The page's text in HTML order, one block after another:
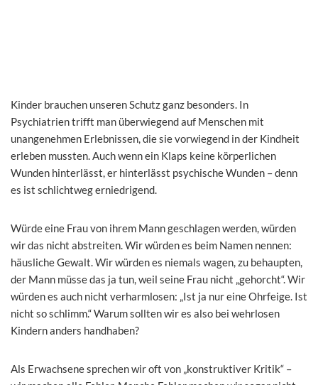
Kinder brauchen unseren Schutz ganz besonders. In
Psychiatrien trifft man überwiegend auf Menschen mit
unangenehmen Erlebnissen, die sie vorwiegend in der Kindheit
erleben mussten. Auch wenn ein Klaps keine körperlichen
Wunden hinterlässt, er hinterlässt psychische Wunden – denn
es ist schlichtweg erniedrigend.
Würde eine Frau von ihrem Mann geschlagen werden, würden
wir das nicht abstreiten. Wir würden es beim Namen nennen:
häusliche Gewalt. Wir würden es niemals wagen, zu behaupten,
der Mann müsse das ja tun, weil seine Frau nicht „gehorcht“. Wir
würden es auch nicht verharmlosen: „Ist ja nur eine Ohrfeige. Ist
nicht so schlimm.“ Warum sollten wir es also bei wehrlosen
Kindern anders handhaben?
Als Erwachsene sprechen wir oft von „konstruktiver Kritik“ –